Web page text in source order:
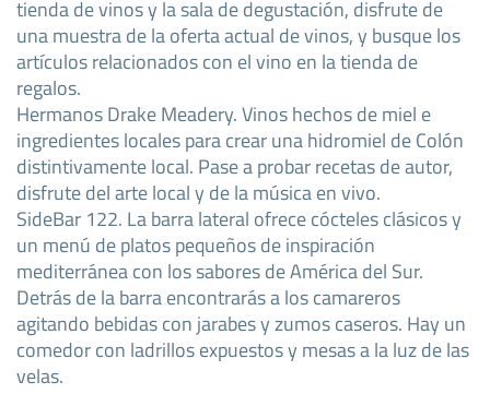
tienda de vinos y la sala de degustación, disfrute de
una muestra de la oferta actual de vinos, y busque los
artículos relacionados con el vino en la tienda de
regalos.
Hermanos Drake Meadery. Vinos hechos de miel e
ingredientes locales para crear una hidromiel de Colón
distintivamente local. Pase a probar recetas de autor,
disfrute del arte local y de la música en vivo.
SideBar 122. La barra lateral ofrece cócteles clásicos y
un menú de platos pequeños de inspiración
mediterránea con los sabores de América del Sur.
Detrás de la barra encontrarás a los camareros
agitando bebidas con jarabes y zumos caseros. Hay un
comedor con ladrillos expuestos y mesas a la luz de las
velas.